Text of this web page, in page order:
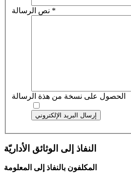
نص الرسالة *
الحصول على نسخة من هذة الرسالة
إرسال البريد الإلكتروني
النفاذ إلى الوثائق الأداريّة
المكلفون بالنفاذ إلى المعلومة